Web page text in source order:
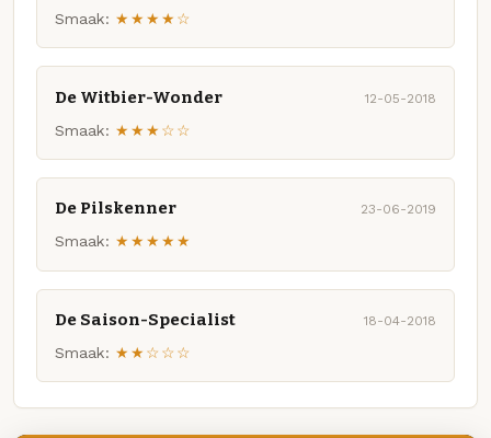
Smaak: ★★★★☆
De Witbier-Wonder 12-05-2018
Smaak: ★★★☆☆
De Pilskenner 23-06-2019
Smaak: ★★★★★
De Saison-Specialist 18-04-2018
Smaak: ★★☆☆☆